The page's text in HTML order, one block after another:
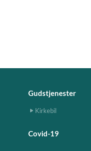
Gudstjenester
Kirkebil
Covid-19